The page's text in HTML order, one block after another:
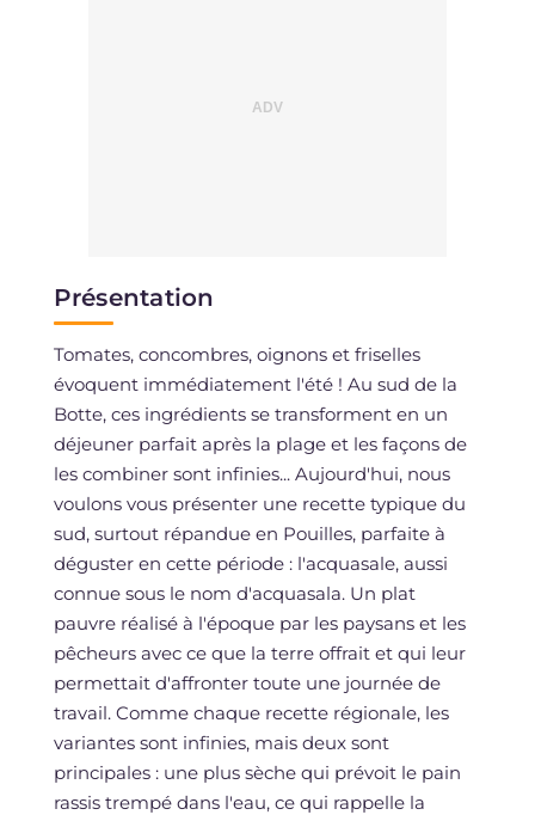
Présentation
Tomates, concombres, oignons et friselles
évoquent immédiatement l'été ! Au sud de la
Botte, ces ingrédients se transforment en un
déjeuner parfait après la plage et les façons de
les combiner sont infinies... Aujourd'hui, nous
voulons vous présenter une recette typique du
sud, surtout répandue en Pouilles, parfaite à
déguster en cette période : l'acquasale, aussi
connue sous le nom d'acquasala. Un plat
pauvre réalisé à l'époque par les paysans et les
pêcheurs avec ce que la terre offrait et qui leur
permettait d'affronter toute une journée de
travail. Comme chaque recette régionale, les
variantes sont infinies, mais deux sont
principales : une plus sèche qui prévoit le pain
rassis trempé dans l'eau, ce qui rappelle la